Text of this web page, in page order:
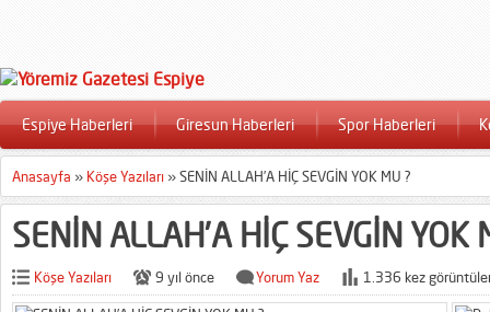
Espiye Haberleri Giresun Haberleri Spor Haberleri
Anasayfa » Köşe Yazıları »SENİN ALLAH’A HİÇ SEVGİN YOK MU ?
SENİN ALLAH’A HİÇ SEVGİN YOK
Köşe Yazıları 9 yıl önce Yorum Yaz 1.336 kez